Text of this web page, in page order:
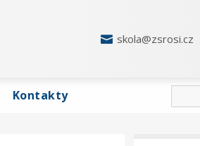
 skola@zsrosi.cz
Kontakty